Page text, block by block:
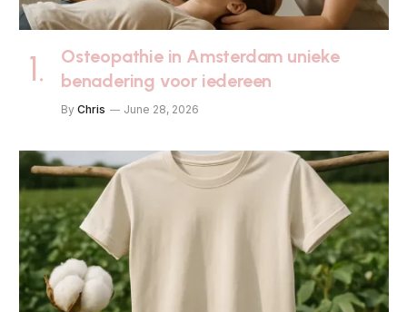
Osteopathie in Amsterdam unieke
benadering voor iedereen
By Chris June 28, 2026